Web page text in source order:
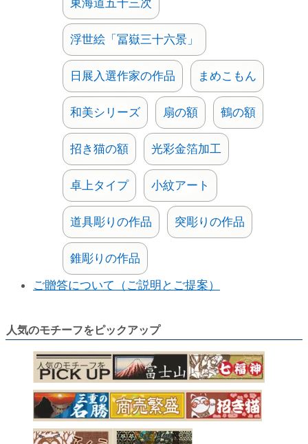
浮世絵「冨嶽三十六景」
日展入選作家の作品 まめこもん
和美シリーズ 扇の額 鶴の額
招き猫の額 光彩金箔加工
卓上タイプ 小紋アート
道具彫りの作品 突彫りの作品
錐彫りの作品
ご贈答について（ご説明とご提案）
人気のモチーフをピックアップ